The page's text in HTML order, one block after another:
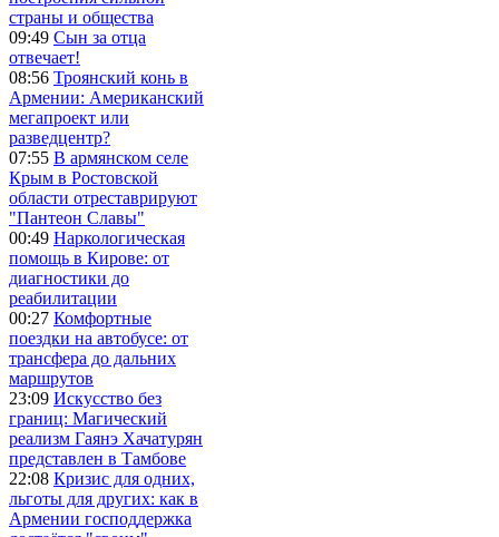
страны и общества
09:49 Сын за отца
отвечает!
08:56 Троянский конь в
Армении: Американский
мегапроект или
разведцентр?
07:55 В армянском селе
Крым в Ростовской
области отреставрируют
"Пантеон Славы"
00:49 Наркологическая
помощь в Кирове: от
диагностики до
реабилитации
00:27 Комфортные
поездки на автобусе: от
трансфера до дальних
маршрутов
23:09 Искусство без
границ: Магический
реализм Гаянэ Хачатурян
представлен в Тамбове
22:08 Кризис для одних,
льготы для других: как в
Армении господдержка